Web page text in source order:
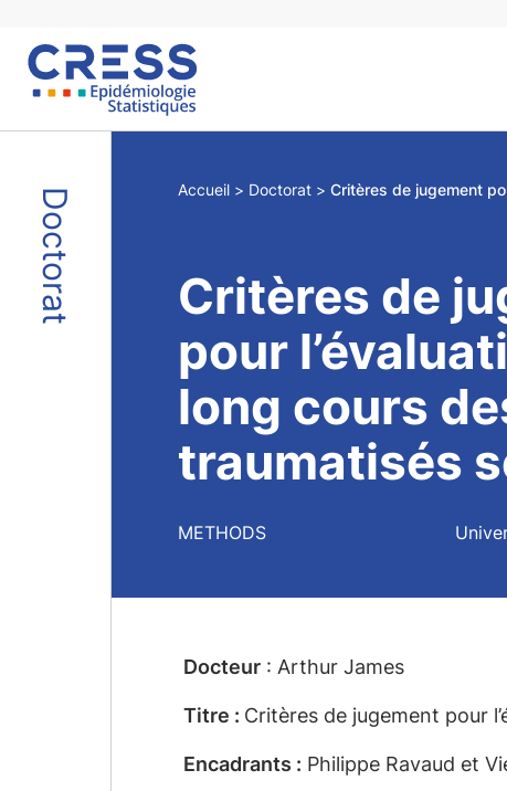
Doctorat Accueil Doctorat
Critères de
pour
long cours
traumatisés
METHODS
Docteur : Arthur James
Titre : Critères de jugement pour
Encadrants : Philippe Ravaud et